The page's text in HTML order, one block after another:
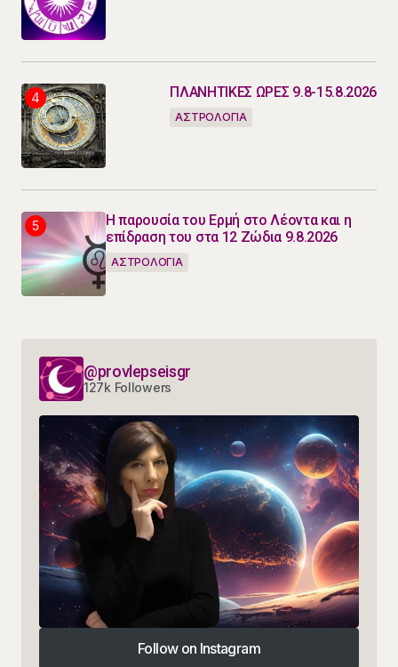
ΠΛΑΝΗΤΙΚΕΣ ΩΡΕΣ 9.8-15.8.2026
ΑΣΤΡΟΛΟΓΙΑ
Η παρουσία του Ερμή στο Λέοντα και η
επίδραση του στα 12 Ζώδια 9.8.2026
ΑΣΤΡΟΛΟΓΙΑ
@provlepseisgr
127k Followers
Follow on Instagram